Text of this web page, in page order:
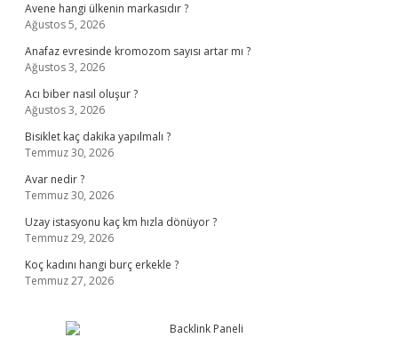
Avene hangi ülkenin markasıdır ?
Ağustos 5, 2026
Anafaz evresinde kromozom sayısı artar mı ?
Ağustos 3, 2026
Acı biber nasıl oluşur ?
Ağustos 3, 2026
Bisiklet kaç dakika yapılmalı ?
Temmuz 30, 2026
Avar nedir ?
Temmuz 30, 2026
Uzay istasyonu kaç km hızla dönüyor ?
Temmuz 29, 2026
Koç kadını hangi burç erkekle ?
Temmuz 27, 2026